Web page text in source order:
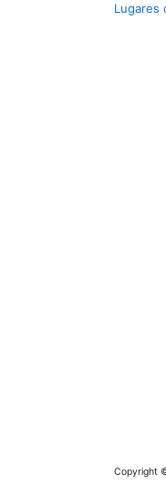
Lugares
Copyright